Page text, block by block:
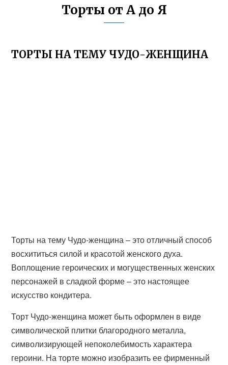
Торты от А до Я
ТОРТЫ НА ТЕМУ ЧУДО-ЖЕНЩИНА
Торты на тему Чудо-женщина – это отличный способ
восхититься силой и красотой женского духа.
Воплощение героических и могущественных женских
персонажей в сладкой форме – это настоящее
искусство кондитера.
Торт Чудо-женщина может быть оформлен в виде
символической плитки благородного металла,
символизирующей непоколебимость характера
героини. На торте можно изобразить ее фирменный